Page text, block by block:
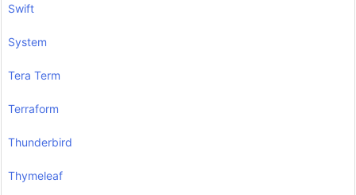
Swift
System
Tera Term
Terraform
Thunderbird
Thymeleaf